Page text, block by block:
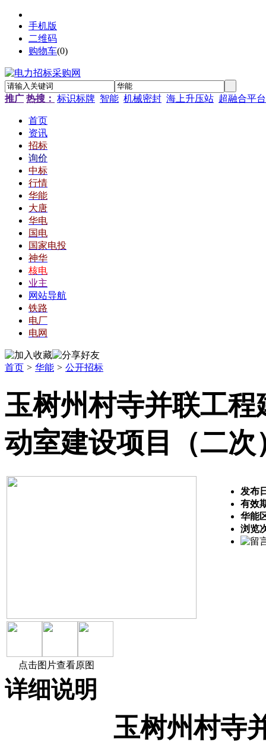
手机版
二维码
购物车(0)
推广 热搜： 标识标牌 智能 机械密封 海上升压站 超融合平台
首页
资讯
招标
询价
中标
行情
华能
大唐
华电
国电
国家电投
神华
核电
业主
网站导航
铁路
电厂
电网
首页 > 华能 > 公开招标
玉树州村寺并联工
动室建设项目（二次
点击图片查看原图
发布
有效
华能
浏览
详细说明
玉树州村寺